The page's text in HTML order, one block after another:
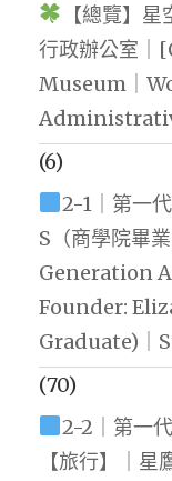
【總覽】
行政辦公室
Museum｜
(6)
2-1｜第一
S（商學院畢
Generation
Founder:
Graduate)｜
(70)
2-2｜第一
【旅行】｜